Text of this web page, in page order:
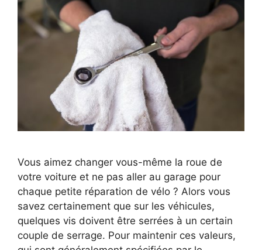
Vous aimez changer vous-même la roue de
votre voiture et ne pas aller au garage pour
chaque petite réparation de vélo ? Alors vous
savez certainement que sur les véhicules,
quelques vis doivent être serrées à un certain
couple de serrage. Pour maintenir ces valeurs,